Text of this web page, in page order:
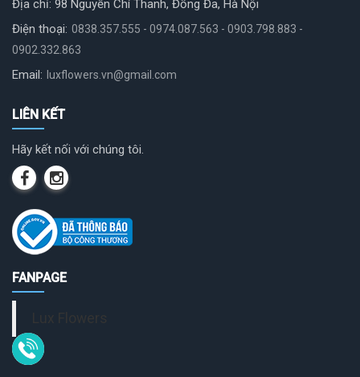
Địa chỉ: 98 Nguyễn Chí Thanh, Đống Đa, Hà Nội
Điện thoại: 0838.357.555 - 0974.087.563 - 0903.798.883 -
0902.332.863
Email: luxflowers.vn@gmail.com
LIÊN KẾT
Hãy kết nối với chúng tôi.
FANPAGE
Lux Flowers